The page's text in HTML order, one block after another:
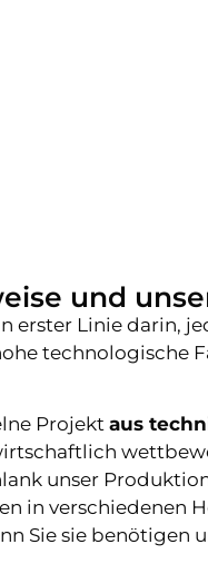
und
erster Linie darin,
technologische
Projekt aus
unser
in verschiedenen
Sie sie benötigen